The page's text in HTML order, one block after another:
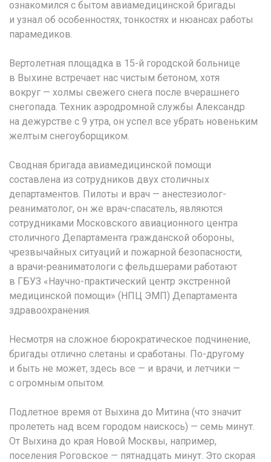
ознакомился с бытом авиамедицинской бригады
и узнал об особенностях, тонкостях и нюансах работы
парамедиков.
Вертолетная площадка в 15-й городской больнице
в Выхине встречает нас чистым бетоном, хотя
вокруг — холмы свежего снега после вчерашнего
снегопада. Техник аэродромной службы Александр
на дежурстве с 9 утра, он успел все убрать новеньким
желтым снегоуборщиком.
Сводная бригада авиамедицинской помощи
составлена из сотрудников двух столичных
департаментов. Пилоты и врач — анестезиолог-
реаниматолог, он же врач-спасатель, являются
сотрудниками Московского авиационного центра
столичного Департамента гражданской обороны,
чрезвычайных ситуаций и пожарной безопасности,
а врачи-реаниматологи с фельдшерами работают
в ГБУЗ «Научно-практический центр экстренной
медицинской помощи» (НПЦ ЭМП) Департамента
здравоохранения.
Несмотря на сложное бюрократическое подчинение,
бригады отлично слетаны и сработаны. По-другому
и быть не может, здесь все — и врачи, и летчики —
с огромным опытом.
Подлетное время от Выхина до Митина (что значит
пролететь над всем городом наискось) — семь минут.
От Выхина до края Новой Москвы, например,
поселения Роговское — пятнадцать минут. Это скорая